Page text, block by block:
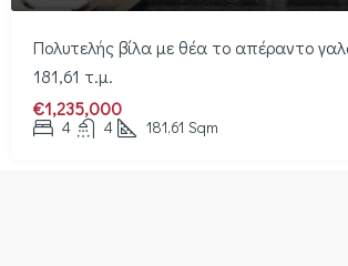
Πολυτελής βίλα με θέα το απέραντο
181,61 τ.μ.
€1,235,000
4 4 181,61 Sqm